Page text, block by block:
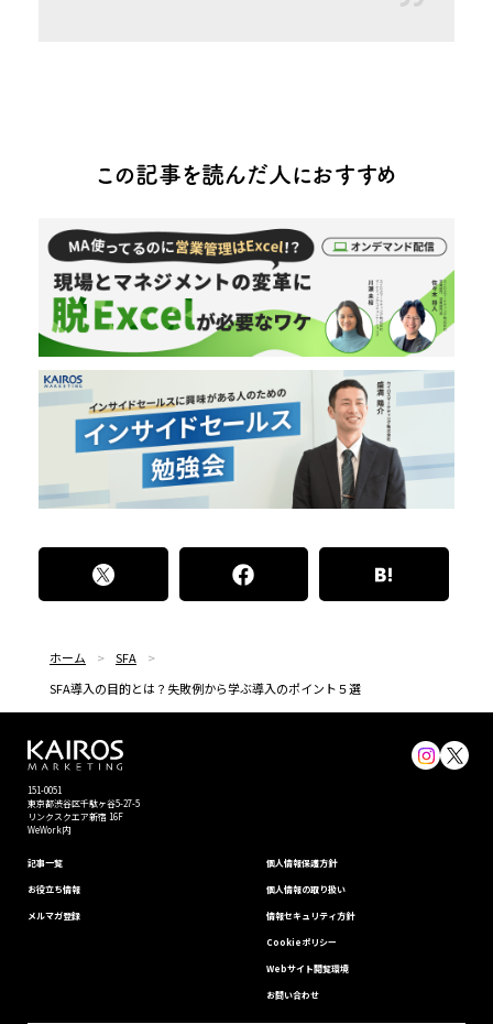
この記事を読んだ人におすすめ
ホーム
SFA
SFA導入の目的とは？失敗例から学ぶ導入のポイント５選
151-0051
東京都渋⾕区千駄ヶ谷5-27-5
リンクスクエア新宿 16F
WeWork内
記事一覧
お役立ち情報
メルマガ登録
個⼈情報保護⽅針
個人情報の取り扱い
情報セキュリティ⽅針
Cookieポリシー
Webサイト閲覧環境
お問い合わせ